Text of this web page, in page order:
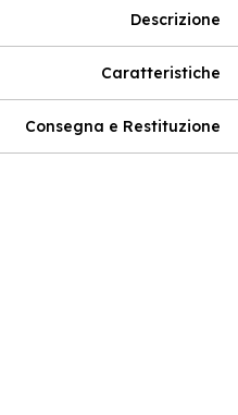
Descrizione
Caratteristiche
Consegna e Restituzione